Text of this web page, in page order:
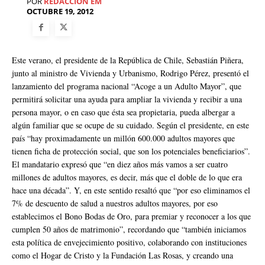
OCTUBRE 19, 2012
Este verano, el presidente de la República de Chile, Sebastián Piñera,
junto al ministro de Vivienda y Urbanismo, Rodrigo Pérez, presentó el
lanzamiento del programa nacional “Acoge a un Adulto Mayor”, que
permitirá solicitar una ayuda para ampliar la vivienda y recibir a una
persona mayor, o en caso que ésta sea propietaria, pueda albergar a
algún familiar que se ocupe de su cuidado. Según el presidente, en este
país “hay proximadamente un millón 600.000 adultos mayores que
tienen ficha de protección social, que son los potenciales beneficiarios”.
El mandatario expresó que “en diez años más vamos a ser cuatro
millones de adultos mayores, es decir, más que el doble de lo que era
hace una década”. Y, en este sentido resaltó que “por eso eliminamos el
7% de descuento de salud a nuestros adultos mayores, por eso
establecimos el Bono Bodas de Oro, para premiar y reconocer a los que
cumplen 50 años de matrimonio”, recordando que “también iniciamos
esta política de envejecimiento positivo, colaborando con instituciones
como el Hogar de Cristo y la Fundación Las Rosas, y creando una